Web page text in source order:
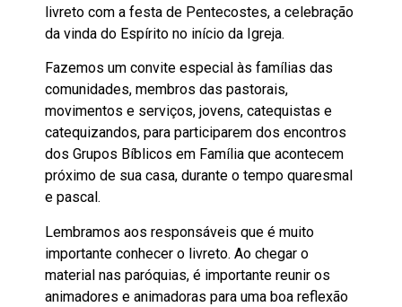
livreto com a festa de Pentecostes, a celebração
da vinda do Espírito no início da Igreja.
Fazemos um convite especial às famílias das
comunidades, membros das pastorais,
movimentos e serviços, jovens, catequistas e
catequizandos, para participarem dos encontros
dos Grupos Bíblicos em Família que acontecem
próximo de sua casa, durante o tempo quaresmal
e pascal.
Lembramos aos responsáveis que é muito
importante conhecer o livreto. Ao chegar o
material nas paróquias, é importante reunir os
animadores e animadoras para uma boa reflexão